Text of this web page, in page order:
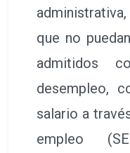
que no
admitidos
desempleo,
salario a
empleo